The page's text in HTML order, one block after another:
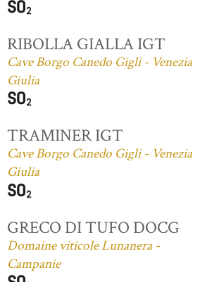
RIBOLLA GIALLA IGT
Cave Borgo Canedo Gigli - Venezia
Giulia
TRAMINER IGT
Cave Borgo Canedo Gigli - Venezia
Giulia
GRECO DI TUFO DOCG
Domaine viticole Lunanera -
Campanie